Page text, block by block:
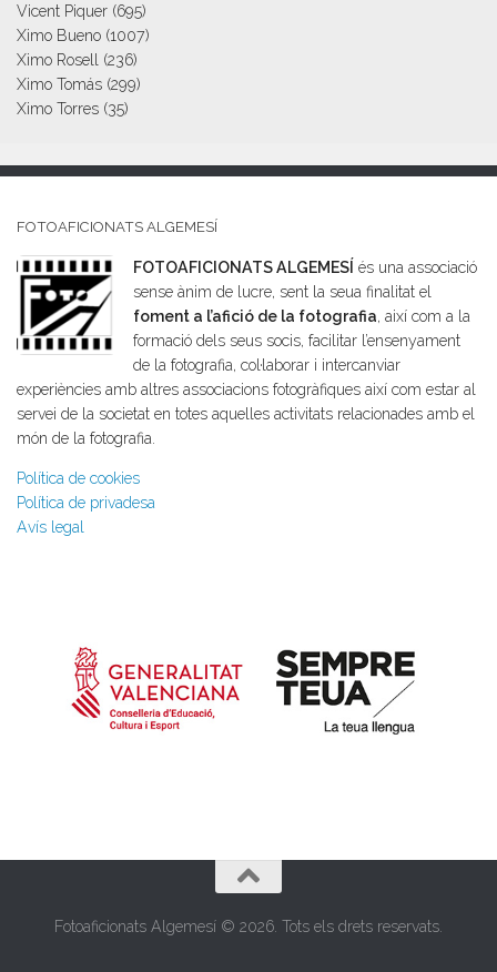
Vicent Piquer (695)
Ximo Bueno (1007)
Ximo Rosell
(236)
Ximo Tomás (299)
Ximo Torres (35)
FOTOAFICIONATS ALGEMESÍ
FOTOAFICIONATS ALGEMESÍ és una associació
sense ànim de lucre, sent la seua finalitat el
foment a l’afició de la fotografia, així com a la
formació dels seus socis, facilitar l’ensenyament
de la fotografia, col·laborar i intercanviar
experiències amb altres associacions fotogràfiques així com estar al
servei de la societat en totes aquelles activitats relacionades amb el
món de la fotografia.
Política de cookies
Política de privadesa
Avís legal
Fotoaficionats Algemesí © 2026. Tots els drets reservats.